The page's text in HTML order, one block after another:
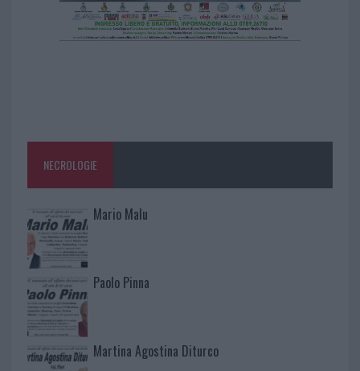
NECROLOGIE
Mario Malu
Paolo Pinna
Martina Agostina Diturco